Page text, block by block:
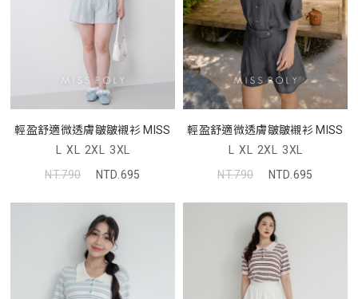
輕盈舒適微透膚皺皺襯衫 MISS
L XL 2XL 3XL
NT.790
NTD.695
輕盈舒適微透膚皺皺襯衫 MISS
L XL 2XL 3XL
NT.790
NTD.695